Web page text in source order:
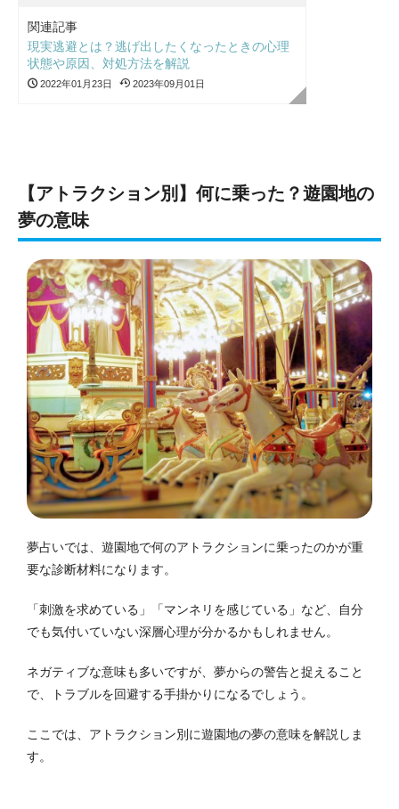
関連記事
現実逃避とは？逃げ出したくなったときの心理
状態や原因、対処方法を解説
2022年01月23日 2023年09月01日
【アトラクション別】何に乗った？遊園地の
夢の意味
夢占いでは、遊園地で何のアトラクションに乗ったのかが重
要な診断材料になります。
「刺激を求めている」「マンネリを感じている」など、自分
でも気付いていない深層心理が分かるかもしれません。
ネガティブな意味も多いですが、夢からの警告と捉えること
で、トラブルを回避する手掛かりになるでしょう。
ここでは、アトラクション別に遊園地の夢の意味を解説しま
す。